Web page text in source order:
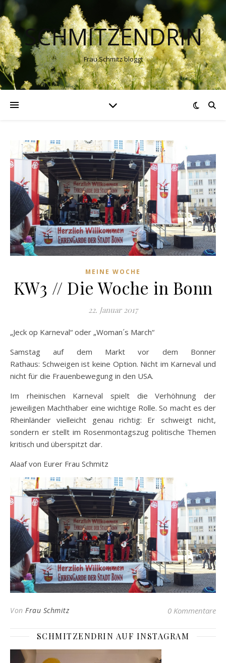
SCHMITZENDRIN
Frau Schmitz bloggt
MEINE WOCHE
KW3 // Die Woche in Bonn
22. Januar 2017
„Jeck op Karneval“ oder „Woman´s March“
Samstag auf dem Markt vor dem Bonner
Rathaus: Schweigen ist keine Option. Nicht im Karneval und
nicht für die Frauenbewegung in den USA.
Im rheinischen Karneval spielt die Verhöhnung der
jeweiligen Machthaber eine wichtige Rolle. So macht es der
Rheinländer vielleicht genau richtig: Er schweigt nicht,
sondern er stellt im Rosenmontagszug politische Themen
kritisch und überspitzt dar.
Alaaf von Eurer Frau Schmitz
Von Frau Schmitz 0 Kommentare
SCHMITZENDRIN AUF INSTAGRAM